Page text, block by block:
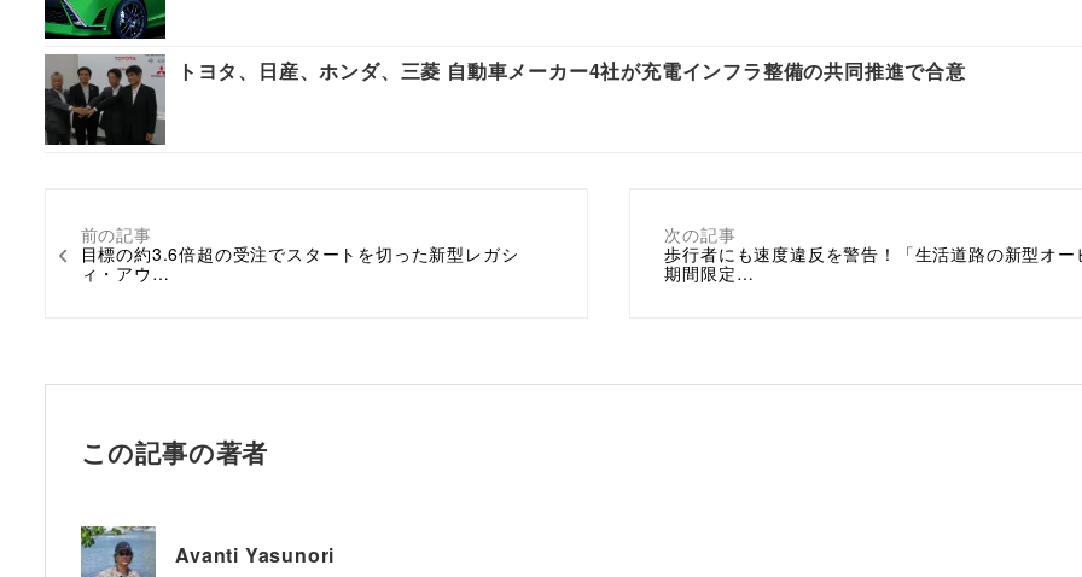
前の記事
目標の約3.6倍超の受注でスタートを切った新型レガシ
ィ・アウ…
次の記事
歩行者にも速度違反を警告！「生活道路の新型オー
期間限定…
トヨタ、日産、ホンダ、三菱 自動車メーカー4社が充電インフラ整備の共同推進で合意
この記事の著者
Avanti Yasunori